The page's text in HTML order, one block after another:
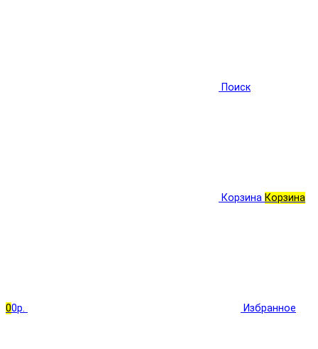
Поиск
Корзина Корзина
00р. Избранное